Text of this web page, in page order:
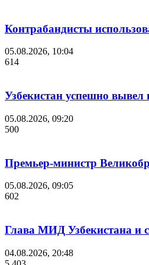
Контрабандисты
05.08.2026, 10:04
614
Узбекистан успешно вывел
05.08.2026, 09:20
500
Премьер-министр
05.08.2026, 09:05
602
Глава МИД Узбекистана и
04.08.2026, 20:48